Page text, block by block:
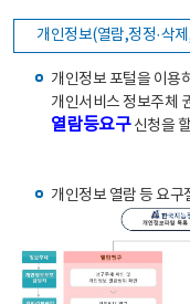
개인정보(열람,정정·삭
개인정보 포털을 이
개인서비스 정보주체
열람등요구신청을
개인정보 열람 등 요구